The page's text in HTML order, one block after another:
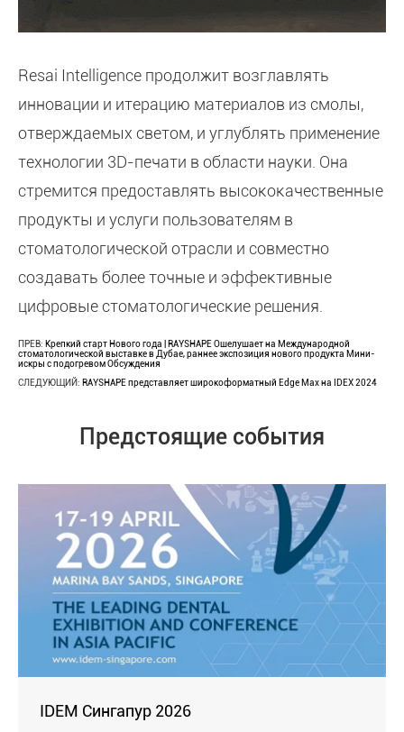
Resai Intelligence продолжит возглавлять
инновации и итерацию материалов из смолы,
отверждаемых светом, и углублять применение
технологии 3D-печати в области науки. Она
стремится предоставлять высококачественные
продукты и услуги пользователям в
стоматологической отрасли и совместно
создавать более точные и эффективные
цифровые стоматологические решения.
ПРЕВ: Крепкий старт Нового года | RAYSHAPE Ошелушает на Международной
стоматологической выставке в Дубае, раннее экспозиция нового продукта Мини-
искры с подогревом Обсуждения
СЛЕДУЮЩИЙ: RAYSHAPE представляет широкоформатный Edge Max на IDEX 2024
Предстоящие события
IDEM Сингапур 2026